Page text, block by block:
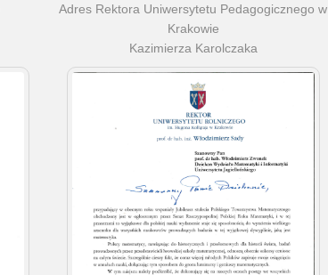
Adres Rektora Uniwersytetu Pedagogicznego w
Krakowie
Kazimierza Karolczaka